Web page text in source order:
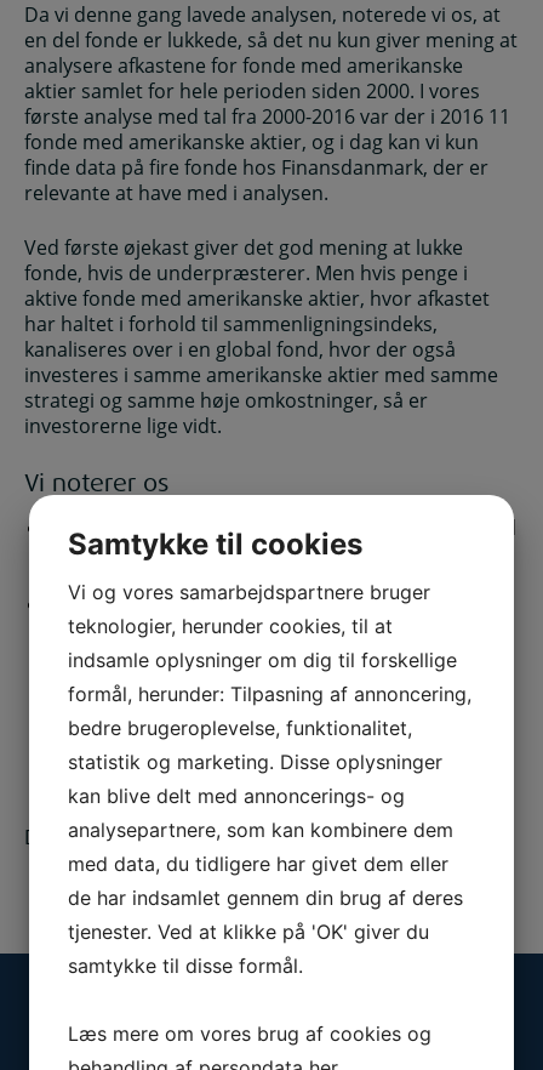
Da vi denne gang lavede analysen, noterede vi os, at
en del fonde er lukkede, så det nu kun giver mening at
analysere afkastene for fonde med amerikanske
aktier samlet for hele perioden siden 2000. I vores
første analyse med tal fra 2000-2016 var der i 2016 11
fonde med amerikanske aktier, og i dag kan vi kun
finde data på fire fonde hos Finansdanmark, der er
relevante at have med i analysen.
Ved første øjekast giver det god mening at lukke
fonde, hvis de underpræsterer. Men hvis penge i
aktive fonde med amerikanske aktier, hvor afkastet
har haltet i forhold til sammenligningsindeks,
kanaliseres over i en global fond, hvor der også
investeres i samme amerikanske aktier med samme
strategi og samme høje omkostninger, så er
investorerne lige vidt.
Vi noterer os
Det nytter ikke meget at lukke fondsafdelinger med
høje omkostninger for så at fusionere ind i andre
afdelinger med lige så høje omkostninger.
Hvis det skulle hjælpe kunderne at lukke fondene
med dårlige afkast og høje omkostninger og
fusionere dem ind i andre lignende afdelinger, så
burde vi i tallene se, at afkastet i forhold til
sammenligningsindeksene over tid bliver bedre.
Men det lader ikke til at være tilfældet ifølge vores
analyse.
Den omfattende analyse fra 2016 kan læsesher
nyheder
Tilmeld dig vores nyhedsbrev og få tilsendt mails om
Samtykke til cookies
Vi og vores samarbejdspartnere bruger
teknologier, herunder cookies, til at
indsamle oplysninger om dig til forskellige
formål, herunder: Tilpasning af annoncering,
bedre brugeroplevelse, funktionalitet,
statistik og marketing. Disse oplysninger
kan blive delt med annoncerings- og
analysepartnere, som kan kombinere dem
med data, du tidligere har givet dem eller
de har indsamlet gennem din brug af deres
tjenester. Ved at klikke på 'OK' giver du
samtykke til disse formål.
Læs mere om vores brug af cookies og